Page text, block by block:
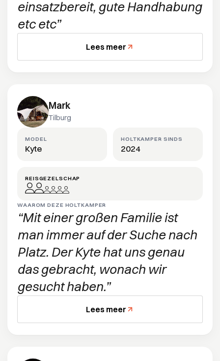
einsatzbereit, gute Handhabung
etc etc
Lees meer
Mark
Tilburg
MODEL
Kyte
REISGEZELSCHAP
HOLTKAMPER SINDS
2024
WAAROM DEZE HOLTKAMPER
Mit einer großen Familie ist
man immer auf der Suche nach
Platz. Der Kyte hat uns genau
das gebracht, wonach wir
gesucht haben.
Lees meer